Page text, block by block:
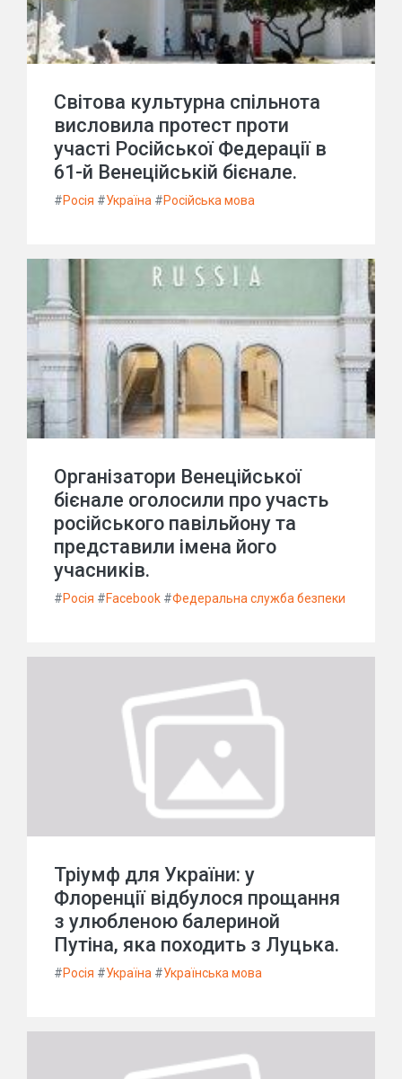
Світова культурна спільнота
висловила протест проти
участі Російської Федерації в
61-й Венеційській бієнале.
#Росія #Україна #Російська мова
Організатори Венеційської
бієнале оголосили про участь
російського павільйону та
представили імена його
учасників.
#Росія #Facebook #Федеральна служба безпеки
Тріумф для України: у
Флоренції відбулося прощання
з улюбленою балериной
Путіна, яка походить з Луцька.
#Росія #Україна #Українська мова